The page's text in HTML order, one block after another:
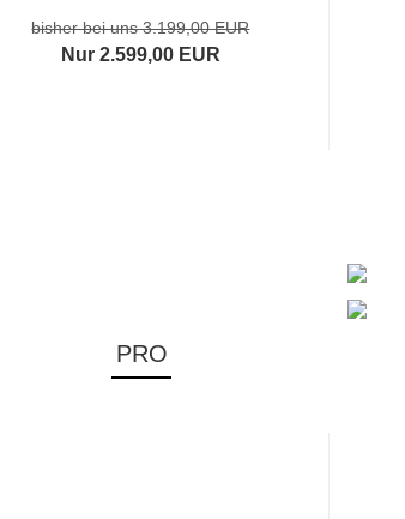
bisher bei uns 3.199,00 EUR
Nur 2.599,00 EUR
PRO